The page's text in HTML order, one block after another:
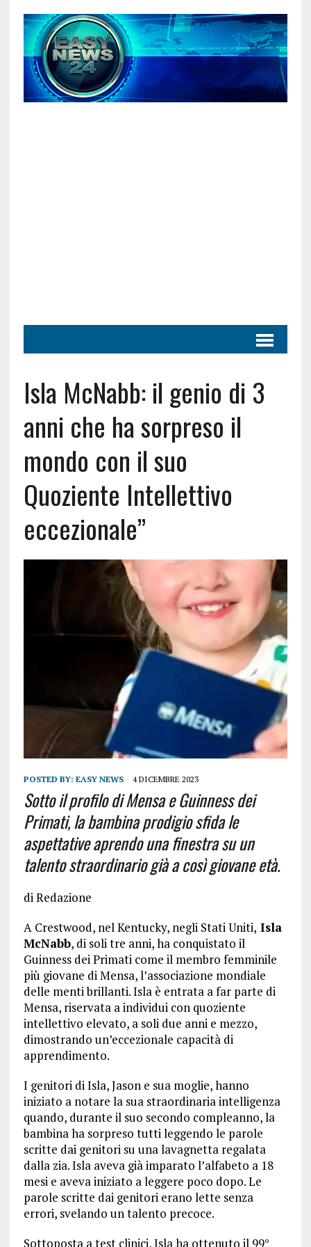
Isla McNabb: il genio di 3
anni che ha sorpreso il
mondo con il suo
Quoziente Intellettivo
eccezionale”
POSTED BY: EASY NEWS 4 DICEMBRE 2023
Sotto il profilo di Mensa e Guinness dei
Primati, la bambina prodigio sfida le
aspettative aprendo una finestra su un
talento straordinario già a così giovane età.
di Redazione
A Crestwood, nel Kentucky, negli Stati Uniti, Isla
McNabb, di soli tre anni, ha conquistato il
Guinness dei Primati come il membro femminile
più giovane di Mensa, l’associazione mondiale
delle menti brillanti. Isla è entrata a far parte di
Mensa, riservata a individui con quoziente
intellettivo elevato, a soli due anni e mezzo,
dimostrando un’eccezionale capacità di
apprendimento.
I genitori di Isla, Jason e sua moglie, hanno
iniziato a notare la sua straordinaria intelligenza
quando, durante il suo secondo compleanno, la
bambina ha sorpreso tutti leggendo le parole
scritte dai genitori su una lavagnetta regalata
dalla zia. Isla aveva già imparato l’alfabeto a 18
mesi e aveva iniziato a leggere poco dopo. Le
parole scritte dai genitori erano lette senza
errori, svelando un talento precoce.
Sottoposta a test clinici, Isla ha ottenuto il 99°